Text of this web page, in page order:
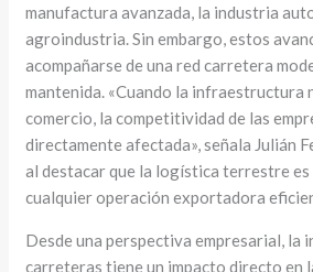
manufactura avanzada, la industria
agroindustria. Sin embargo, estos
acompañarse de una red carretera
mantenida. «Cuando la infraestructura
comercio, la competitividad de las
directamente afectada», señala Julián
al destacar que la logística terrestre es
cualquier operación exportadora
Desde una perspectiva empresarial, la
carreteras tiene un impacto directo en